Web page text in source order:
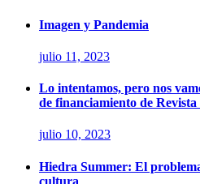
Imagen y Pandemia
julio 11, 2023
Lo intentamos, pero nos
de financiamiento de
julio 10, 2023
Hiedra Summer: El
cultura